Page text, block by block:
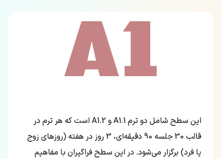
این سطح شامل دو ترم A1.1 و A1.2 است که هر ترم در
قالب 30 جلسه 90 دقیقه‌ای، 3 روز در هفته (روزهای زوج
یا فرد) برگزار می‌شود. در این سطح فراگیران با مفاهیم